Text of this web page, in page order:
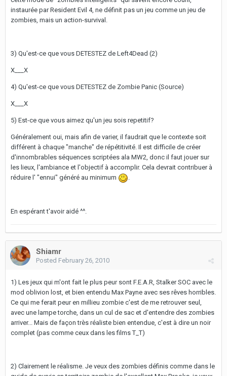
instaurée par Resident Evil 4, ne définit pas un jeu comme un jeu de
zombies, mais un action-survival.
3) Qu'est-ce que vous DETESTEZ de Left4Dead (2)
X___X
4) Qu'est-ce que vous DETESTEZ de Zombie Panic (Source)
X___X
5) Est-ce que vous aimez qu'un jeu sois repetitif?
Généralement oui, mais afin de varier, il faudrait que le contexte soit
différent à chaque "manche" de répétitivité. Il est difficile de créer
d'innombrables séquences scriptées ala MW2, donc il faut jouer sur
les lieux, l'ambiance et l'objectif à accomplir. Cela devrait contribuer à
réduire l' "ennui" généré au minimum
.
En espérant t'avoir aidé ^^.
Shiamr
Posted February 26, 2010
1) Les jeux qui m'ont fait le plus peur sont F.E.A.R, Stalker SOC avec le
mod oblivion lost, et bien entendu Max Payne avec ses rêves horribles.
Ce qui me ferait peur en millieu zombie c'est de me retrouver seul,
avec une lampe torche, dans un cul de sac et d'entendre des zombies
arriver... Mais de façon très réaliste bien entendue, c'est à dire un noir
complet (pas comme ceux dans les films T_T)
2) Clairement le réalisme. Je veux des zombies définis comme dans le